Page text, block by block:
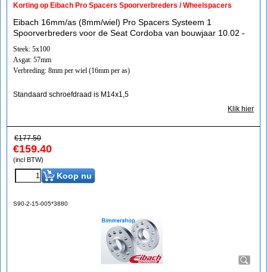
Korting op Eibach Pro Spacers Spoorverbreders / Wheelspacers
Eibach 16mm/as (8mm/wiel) Pro Spacers Systeem 1
Spoorverbreders voor de Seat Cordoba van bouwjaar 10.02 -
Steek: 5x100
Asgat: 57mm
Verbreding: 8mm per wiel (16mm per as)
Standaard schroefdraad is M14x1,5
Klik hier
€177.50
€159.40
(incl BTW)
Koop nu
S90-2-15-005*3880